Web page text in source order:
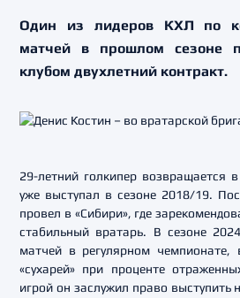
Один из лидеров КХЛ по
матчей в прошлом сезоне
клубом двухлетний контракт.
29-летний голкипер возвращается
уже выступал в сезоне 2018/19.
провел в «Сибири», где
стабильный вратарь. В сезоне
матчей в регулярном
«сухарей» при проценте
игрой он заслужил право выступить